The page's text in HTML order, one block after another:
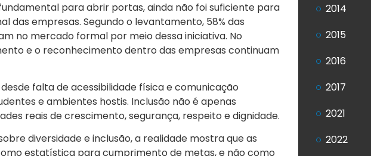
para abrir portas, ainda não foi suficiente para
das empresas. Segundo o levantamento, 58% das
no mercado formal por meio dessa iniciativa. No
e o reconhecimento dentro das empresas continuam
falta de acessibilidade física e comunicação
e ambientes hostis. Inclusão não é apenas
reais de crescimento, segurança, respeito e dignidade.
diversidade e inclusão, a realidade mostra que as
estatística para cumprimento de metas, e não como
2014
2015
2016
2017
2021
2022